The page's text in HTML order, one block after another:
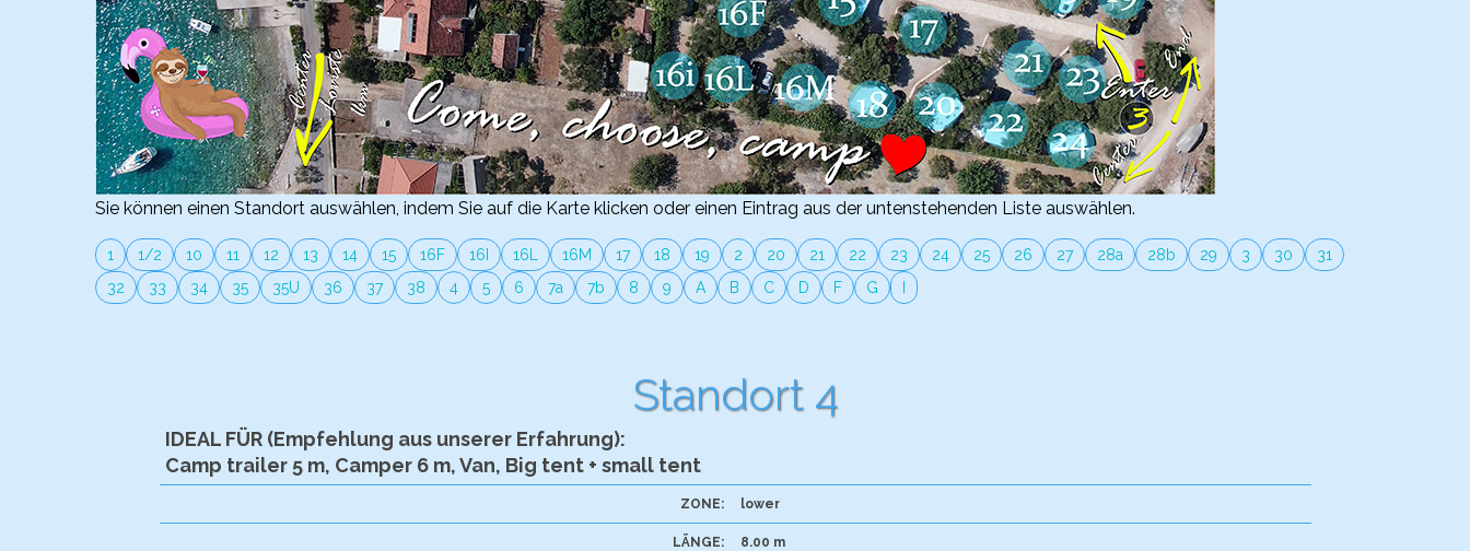
Sie können einen Standort auswählen, indem Sie auf die Karte klicken oder einen Eintrag aus der untenstehenden Liste auswählen.
1 1/2 10 11 12 13 14 15 16F 16I 16L 16M 17 18 19 2 20 21 22 23 24 25 26 27 28a 28b 29 3 30
31
32
33 34 35 35U 36 37 38 4 5 6 7a 7b 8 9 A B C D F G
Standort 4
IDEAL FÜR (Empfehlung aus unserer Erfahrung):
Camp trailer 5 m, Camper 6 m, Van, Big tent + small tent
ZONE: lower
LÄNGE: 8.00 m